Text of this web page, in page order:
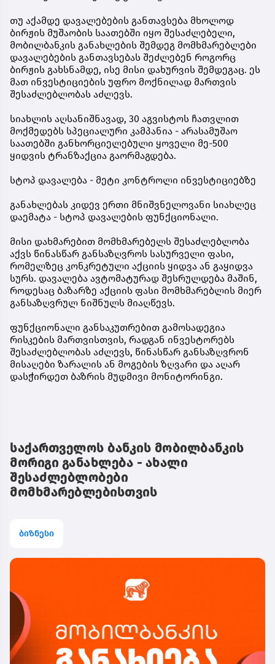
თუ აქამდე დავალებების განთავსება მხოლოდ
ბირჟის მუშაობის საათებში იყო შესაძლებელი,
მობილბანკის განახლების შემდეგ მომხმარებლები
დავალებების განთავსებას შეძლებენ როგორც
ბირჟის გახსნამდე, ისე მისი დახურვის შემდეგაც. ეს
მათ ინვესტიციების უფრო მოქნილად მართვის
შესაძლებლობას აძლევს.
სიახლის აღსანიშნავად, 30 აგვისტოს ჩათვლით
მოქმედებს სპეციალური კამპანია - არასამუშაო
საათებში განხორციელებული ყოველი მე-500
ყიდვის ტრანზაქცია გაორმაგდება.
სტოპ დავალება - მეტი კონტროლი ინვესტიციებზე
განახლებას კიდევ ერთი მნიშვნელოვანი სიახლეც
დაემატა - სტოპ დავალების ფუნქციონალი.
მისი დახმარებით მომხმარებელს შესაძლებლობა
აქვს წინასწარ განსაზღვროს სასურველი ფასი,
რომელზეც კონკრეტული აქციის ყიდვა ან გაყიდვა
სურს. დავალება ავტომატურად შესრულდება მაშინ,
როდესაც ბაზარზე აქციის ფასი მომხმარებლის მიერ
განსაზღვრულ ნიშნულს მიაღწევს.
ფუნქციონალი განსაკუთრებით გამოსადეგია
რისკების მართვისთვის, რადგან ინვესტორებს
შესაძლებლობას აძლევს, წინასწარ განსაზღვრონ
მისაღები ზარალის ან მოგების ზღვარი და აღარ
დასჭირდეთ ბაზრის მუდმივი მონიტორინგი.
საქართველოს ბანკის მობილბანკის
მორიგი განახლება - ახალი
შესაძლებლობები
მომხმარებლებისთვის
ბიზნესი